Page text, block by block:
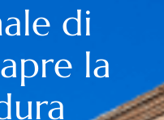
di
la